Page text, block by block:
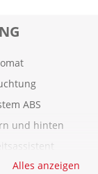
ABS
und hinten
Digital-Paket,
Alles anzeigen